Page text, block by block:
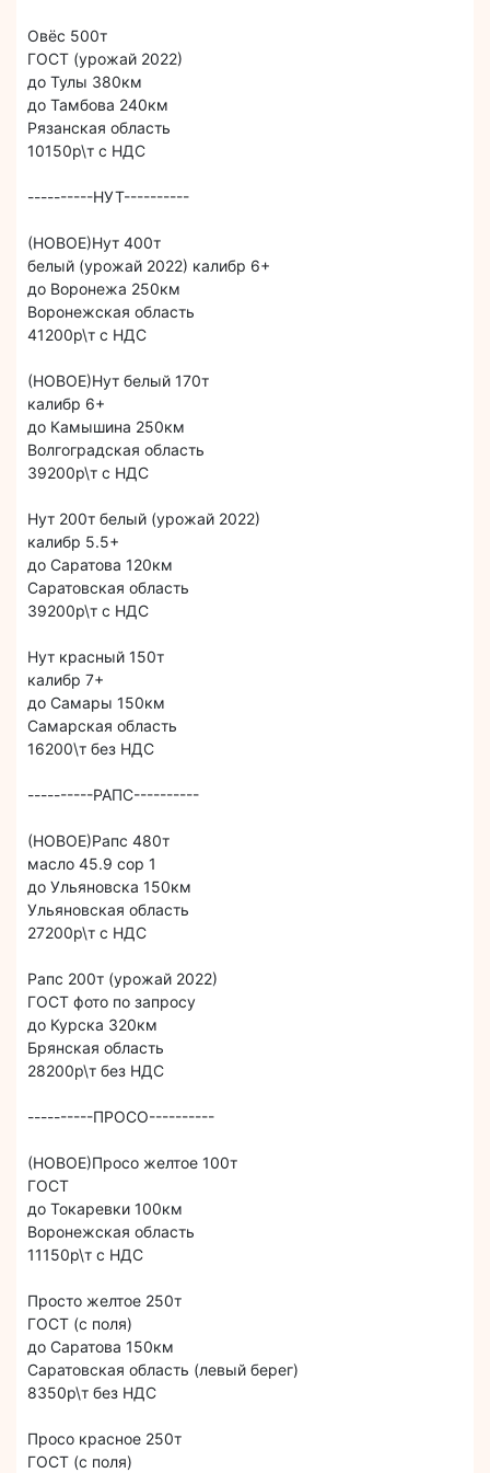
Овёс 500т
ГОСТ (урожай 2022)
до Тулы 380км
до Тамбова 240км
Рязанская область
10150р\т с НДС
----------НУТ----------
(НОВОЕ)Нут 400т
белый (урожай 2022) калибр 6+
до Воронежа 250км
Воронежская область
41200р\т с НДС
(НОВОЕ)Нут белый 170т
калибр 6+
до Камышина 250км
Волгоградская область
39200р\т с НДС
Нут 200т белый (урожай 2022)
калибр 5.5+
до Саратова 120км
Саратовская область
39200р\т с НДС
Нут красный 150т
калибр 7+
до Самары 150км
Самарская область
16200\т без НДС
----------РАПС----------
(НОВОЕ)Рапс 480т
масло 45.9 сор 1
до Ульяновска 150км
Ульяновская область
27200р\т с НДС
Рапс 200т (урожай 2022)
ГОСТ фото по запросу
до Курска 320км
Брянская область
28200р\т без НДС
----------ПРОСО----------
(НОВОЕ)Просо желтое 100т
ГОСТ
до Токаревки 100км
Воронежская область
11150р\т с НДС
Просто желтое 250т
ГОСТ (с поля)
до Саратова 150км
Саратовская область (левый берег)
8350р\т без НДС
Просо красное 250т
ГОСТ (с поля)